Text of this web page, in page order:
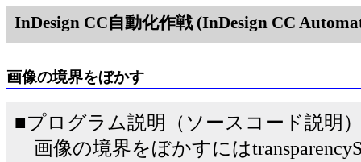
InDesign CC自動化作戦 (InDesign CC
画像の境界をぼかす
■プログラム説明（ソースコード説明
画像の境界をぼかすには